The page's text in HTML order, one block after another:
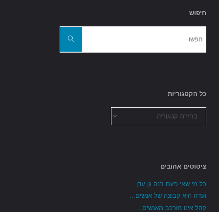
חיפוש
חפשו
כל הקטגוריות
הקטגוריות
ציטוטים אהובים
כל מי שאי פעם בנה גן עדן...
ועדה היא קבוצה של אנשים...
קהל אינו מורכב מאנשים...